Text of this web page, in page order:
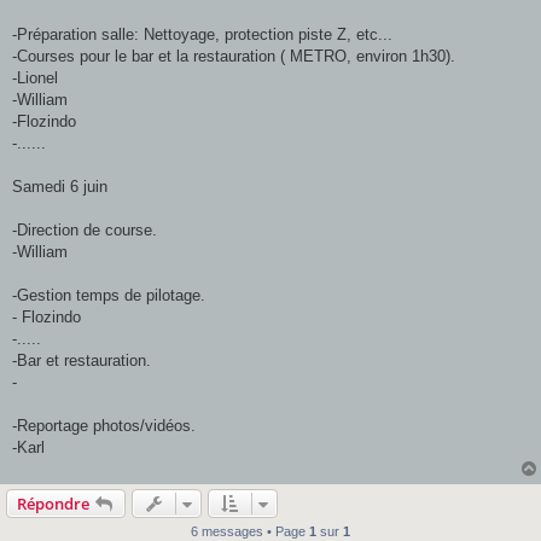
-Préparation salle: Nettoyage, protection piste Z, etc...
-Courses pour le bar et la restauration ( METRO, environ 1h30).
-Lionel
-William
-Flozindo
-......
Samedi 6 juin
-Direction de course.
-William
-Gestion temps de pilotage.
- Flozindo
-.....
-Bar et restauration.
-
-Reportage photos/vidéos.
-Karl
Répondre
6 messages • Page 1 sur 1